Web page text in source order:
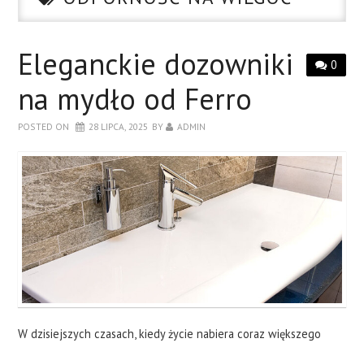
KUCHNIA
OKNA
WYKOŃCZENIA
0
Eleganckie dozowniki
na mydło od Ferro
POSTED ON 28 LIPCA, 2025 BY ADMIN
W dzisiejszych czasach, kiedy życie nabiera coraz większego